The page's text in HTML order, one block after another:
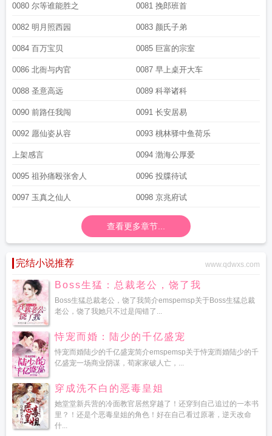
0080 尔等谁能胜之 0081 挽郎班首
0082 明月照西园 0083 颜氏子弟
0084 百万宝贝 0085 巨富的宗室
0086 北衙与内官 0087 早上桌开大车
0088 圣意高远 0089 科举诸科
0090 前路任我闯 0091 长安居易
0092 愿仙姿从容 0093 桃林驿中鱼荷乐
上架感言 0094 渤海公厚爱
0095 祖孙痛殴张舍人 0096 投牒待试
0097 玉真之仙人 0098 京兆府试
查看更多章节...
完结小说推荐 www.qdwxs.com
Boss生猛：总裁老公，饶了我
Boss生猛总裁老公，饶了我简介emspemsp关于Boss生猛总裁
老公，饶了我她只不过是闯错了...
恃宠而婚：陆少的千亿盛宠
恃宠而婚陆少的千亿盛宠简介emspemsp关于恃宠而婚陆少的千
亿盛宠一场商业阴谋，荀家家破人亡，...
穿成洗不白的恶毒皇姐
她堂堂新兵营的冷面教官居然穿越了！还穿到自己追过的一本书
里？！还是个恶毒皇姐的角色！好在自己看过原著，逆天改命
什...